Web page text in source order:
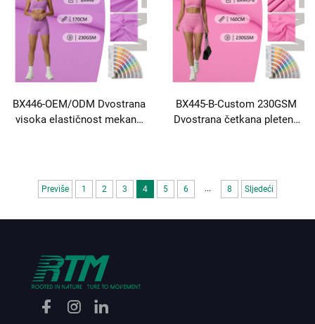
BX446-OEM/ODM Dvostrana
visoka elastičnost mekana
Yogawear biciklistička
odjeća fitness odjeća
BX445-B-Custom 230GSM
Dvostrana četkana pletena
odjeću aktivne odjeće
Previše 1 2 3 4 5 6 ... 8 Sljedeći